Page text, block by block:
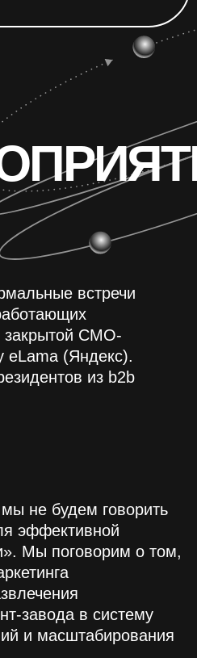
будем говорить
поговорим о том,
в систему
встречи
СМО-
(Яндекс).
из b2b